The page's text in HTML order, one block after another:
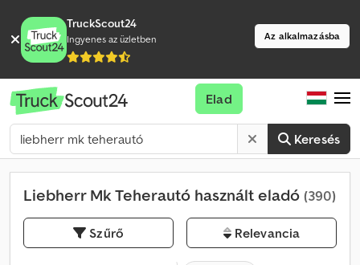
TruckScout24
Ingyenes az üzletben Az alkalmazásba
Keresés
Elad
Liebherr Mk Teherautó használt eladó (390)
Szűrő Relevancia